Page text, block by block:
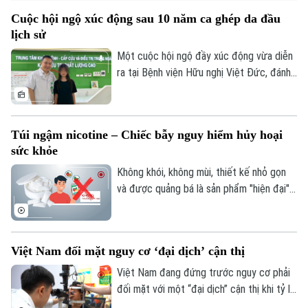
Golf
Sao
Điện ảnh
Thời trang
Âm nhạc
sức khỏe công bằng, bền vững. Trong lĩnh
lòa, Orbis - tổ chức phi chính phủ quốc tế
- đã đồng hành với ngành mắt Việt Nam
Cuộc hội ngộ xúc động sau 10 năm ca ghép da đầu
lịch sử
Một cuộc hội ngộ đầy xúc động vừa diễn
ra tại Bệnh viện Hữu nghị Việt Đức, đánh
Túi ngậm nicotine – Chiếc bẫy nguy hiểm hủy hoại
sức khỏe
Không khói, không mùi, thiết kế nhỏ gọn
và được quảng bá là sản phẩm "hiện đại",
những cảnh báo về nguy cơ gây nghiện
cực mạnh, những hệ lụy với sức khỏe và
thách thức mới đối với công tác quản lý.
Việt Nam đối mặt nguy cơ ‘đại dịch’ cận thị
Việt Nam đang đứng trước nguy cơ phải
đối mặt với một “đại dịch” cận thị khi tỷ lệ